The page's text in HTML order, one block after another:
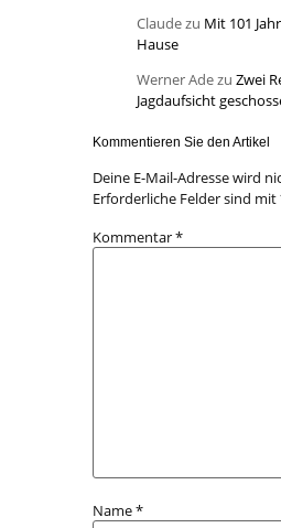
Claudezu Mit 101
Hause
Werner Adezu Zwei
Jagdaufsicht
Kommentieren Sie den Artikel
Deine E-Mail-Adresse wird
Erforderliche Felder sind mit
Kommentar*
Name*